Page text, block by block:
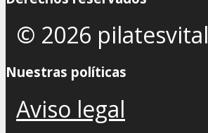
© 2026
Nuestras políticas
Aviso legal